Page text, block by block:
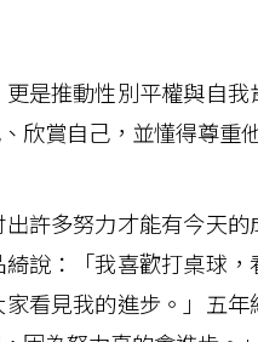
是推動性別平權與自我
欣賞自己，並懂得尊重
許多努力才能有今天的
說：「我喜歡打桌球，
看見我的進步。」五年